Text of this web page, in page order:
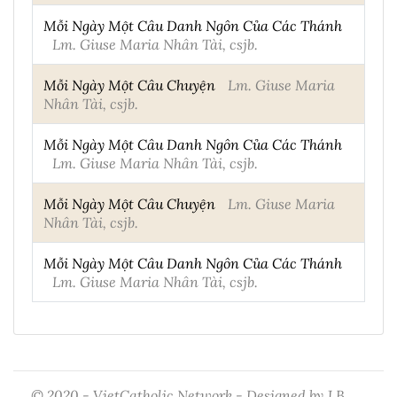
Mỗi Ngày Một Câu Danh Ngôn Của Các Thánh
Lm. Giuse Maria Nhân Tài, csjb.
Mỗi Ngày Một Câu Chuyện
Lm. Giuse Maria
Nhân Tài, csjb.
Mỗi Ngày Một Câu Danh Ngôn Của Các Thánh
Lm. Giuse Maria Nhân Tài, csjb.
Mỗi Ngày Một Câu Chuyện
Lm. Giuse Maria
Nhân Tài, csjb.
Mỗi Ngày Một Câu Danh Ngôn Của Các Thánh
Lm. Giuse Maria Nhân Tài, csjb.